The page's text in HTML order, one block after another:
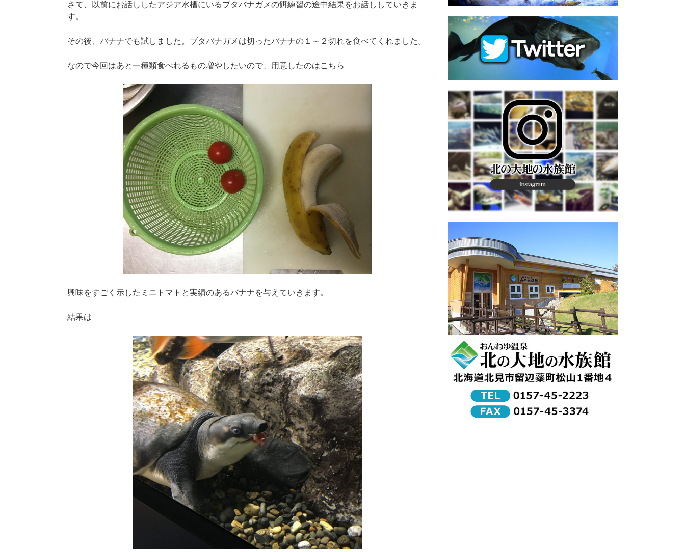
さて、以前にお話ししたアジア水槽にいるブタバナガメの餌練習の途中結果をお話ししていきま
す。
その後、バナナでも試しました。ブタバナガメは切ったバナナの１～２切れを食べてくれました。
なので今回はあと一種類食べれるもの増やしたいので、用意したのはこちら
興味をすごく示したミニトマトと実績のあるバナナを与えていきます。
結果は